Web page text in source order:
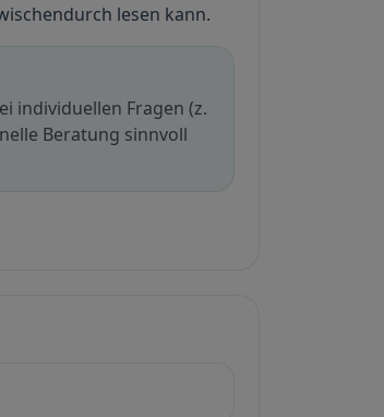
lesen kann.
individuellen Fragen (z.
Beratung sinnvoll